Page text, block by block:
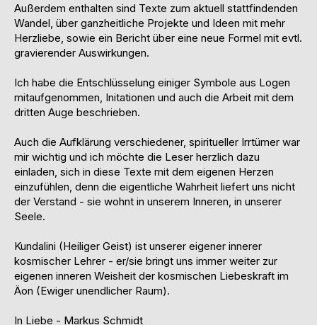
Außerdem enthalten sind Texte zum aktuell stattfindenden
Wandel, über ganzheitliche Projekte und Ideen mit mehr
Herzliebe, sowie ein Bericht über eine neue Formel mit evtl.
gravierender Auswirkungen.
Ich habe die Entschlüsselung einiger Symbole aus Logen
mitaufgenommen, Initationen und auch die Arbeit mit dem
dritten Auge beschrieben.
Auch die Aufklärung verschiedener, spiritueller Irrtümer war
mir wichtig und ich möchte die Leser herzlich dazu
einladen, sich in diese Texte mit dem eigenen Herzen
einzufühlen, denn die eigentliche Wahrheit liefert uns nicht
der Verstand - sie wohnt in unserem Inneren, in unserer
Seele.
Kundalini (Heiliger Geist) ist unserer eigener innerer
kosmischer Lehrer - er/sie bringt uns immer weiter zur
eigenen inneren Weisheit der kosmischen Liebeskraft im
Äon (Ewiger unendlicher Raum).
In Liebe - Markus Schmidt